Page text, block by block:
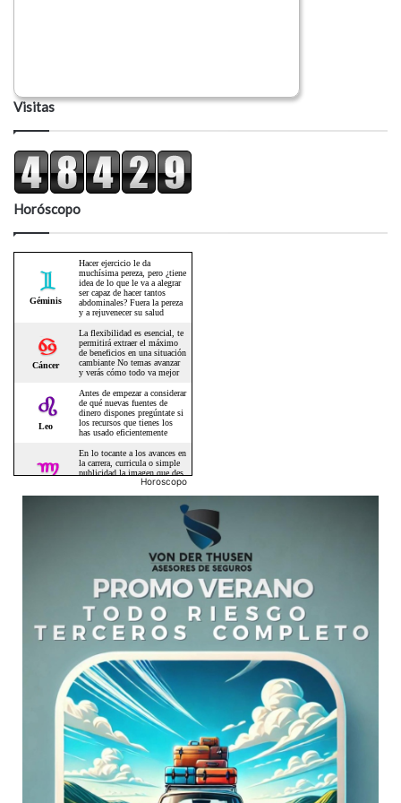
Visitas
Horóscopo
Horoscopo